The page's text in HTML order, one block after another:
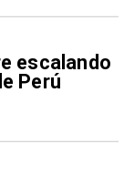
escalando
Perú